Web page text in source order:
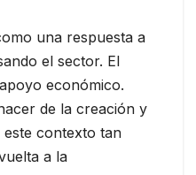
una respuesta a
el sector. El
económico.
de la creación y
contexto tan
a la